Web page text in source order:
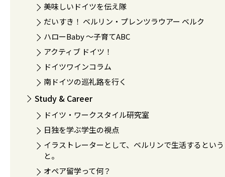
美味しいドイツを伝え隊
だいすき！ ベルリン・プレンツラウアー ベルク
ハローBaby 〜子育てABC
アクティブ ドイツ！
ドイツワインコラム
南ドイツの巡礼路を行く
Study & Career
ドイツ・ワークスタイル研究室
日独を学ぶ学生の視点
イラストレーターとして、ベルリンで生活するとい
と。
オペア留学って何？